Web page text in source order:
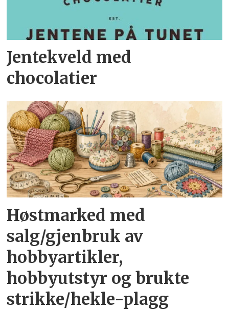
Jentekveld med
chocolatier
Høstmarked med
salg/gjenbruk av
hobbyartikler,
hobbyutstyr og brukte
strikke/hekle-plagg